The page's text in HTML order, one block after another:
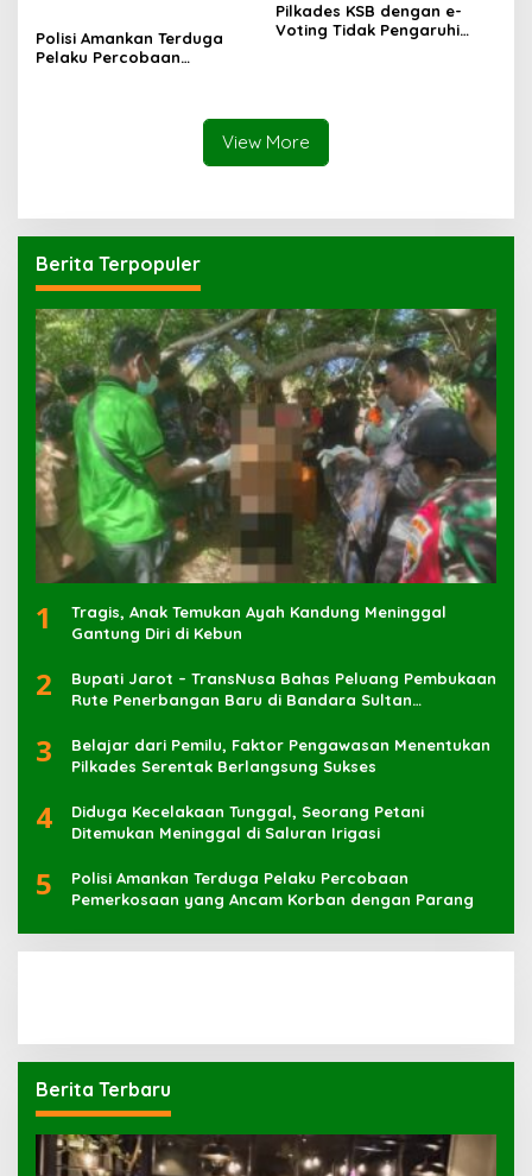
Polisi Amankan Terduga
Pelaku Percobaan
Pilkades KSB dengan e-
Voting Tidak Pengaruhi
View More
Berita Terpopuler
1
Tragis, Anak Temukan Ayah Kandung Meninggal
Gantung Diri di Kebun
2
Bupati Jarot – TransNusa Bahas Peluang Pembukaan
Rute Penerbangan Baru di Bandara Sultan
3
Belajar dari Pemilu, Faktor Pengawasan Menentukan
Pilkades Serentak Berlangsung Sukses
4
Diduga Kecelakaan Tunggal, Seorang Petani
Ditemukan Meninggal di Saluran Irigasi
5
Polisi Amankan Terduga Pelaku Percobaan
Pemerkosaan yang Ancam Korban dengan Parang
Berita Terbaru